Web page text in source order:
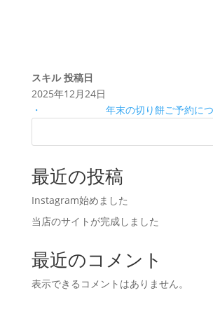
スキル 投稿日
2025年12月24日
・
年末の切り餅ご予約に
最近の投稿
Instagram始めました
当店のサイトが完成しました
最近のコメント
表示できるコメントはありません。